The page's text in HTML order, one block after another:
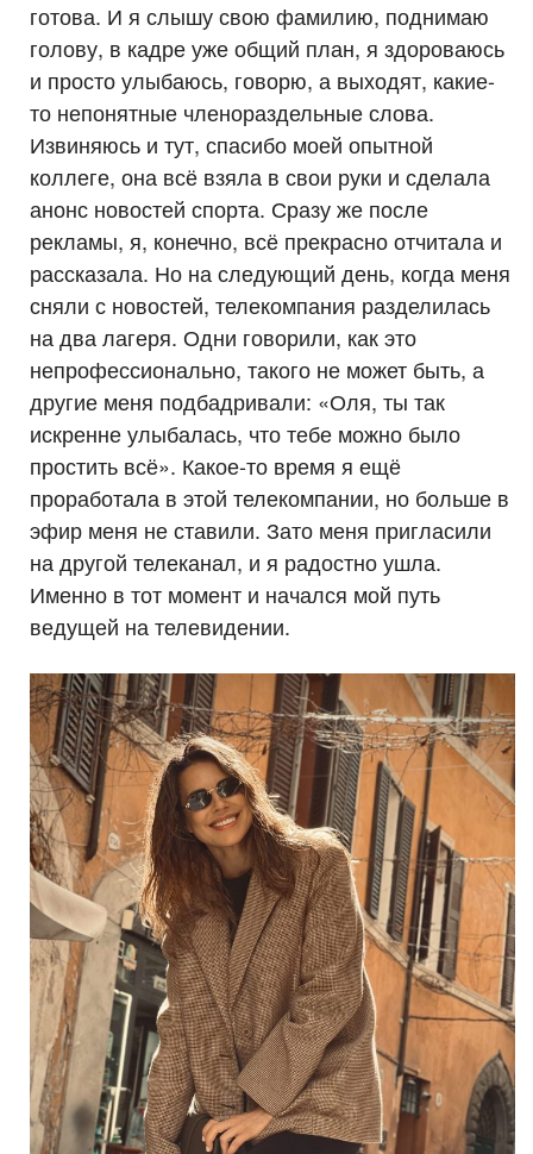
готова. И я слышу свою фамилию, поднимаю
голову, в кадре уже общий план, я здороваюсь
и просто улыбаюсь, говорю, а выходят, какие-
то непонятные членораздельные слова.
Извиняюсь и тут, спасибо моей опытной
коллеге, она всё взяла в свои руки и сделала
анонс новостей спорта. Сразу же после
рекламы, я, конечно, всё прекрасно отчитала и
рассказала. Но на следующий день, когда меня
сняли с новостей, телекомпания разделилась
на два лагеря. Одни говорили, как это
непрофессионально, такого не может быть, а
другие меня подбадривали: «Оля, ты так
искренне улыбалась, что тебе можно было
простить всё». Какое-то время я ещё
проработала в этой телекомпании, но больше в
эфир меня не ставили. Зато меня пригласили
на другой телеканал, и я радостно ушла.
Именно в тот момент и начался мой путь
ведущей на телевидении.